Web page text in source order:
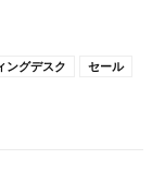
ングデスク
セール